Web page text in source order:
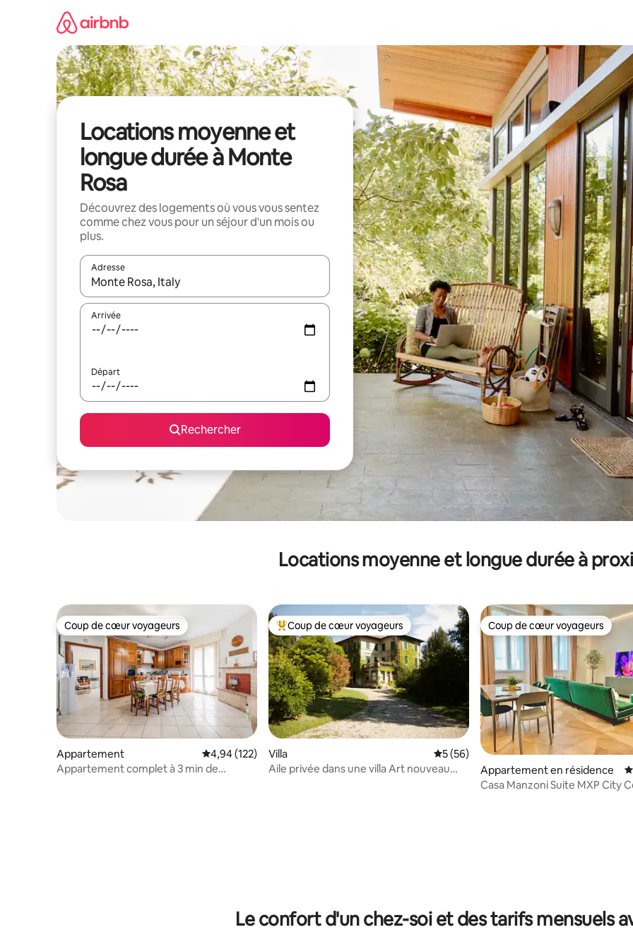
Locations moyenne et
longue durée à Monte
Rosa
Découvrez des logements où vous vous sentez
comme chez vous pour un séjour d'un mois ou
plus.
Adresse
Lorsque les résultats s'affichent, utilisez les flèches vers le haut et vers le bas pour les parcourir ou en appuyant et en
Arrivée
Départ
Rechercher
Locations moyenne et longue durée à
Coup de cœur voyageurs
Coup de cœur voyageurs
Appartement Évaluation moyenne sur la base de 122 commentaires : 4,94 sur 5
4,94 (122)
Appartement complet à 3 min de
Coups de cœur voyageurs les plus appréciés
Coup de cœur voyageurs
Villa Évaluation moyenne sur la base de 56
5 (56)
Aile privée dans une villa Art nouveau
Coup de cœur voyageurs
Coup de cœur voyageurs
Appartement en résidence
Casa Manzoni Suite
Le confort d'un chez-soi et des tarifs mensuels